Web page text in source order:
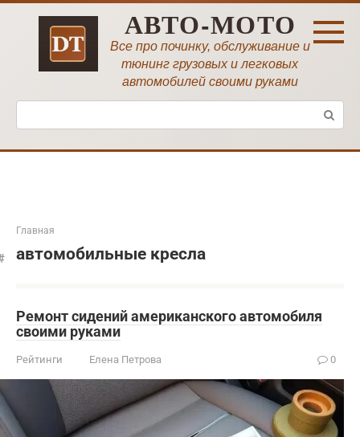
Перейти
АВТО-МОТО
Все про починку, обслуживание и
тюнинг грузовых и легковых
автомобилей своими руками
Поиск:
Главная
автомобильные кресла
Ремонт сидений американского автомобиля
своими руками
Рейтинги Елена Петрова 0